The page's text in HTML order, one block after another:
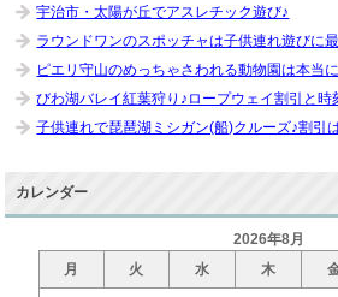
宇治市・太陽が丘でアスレチック遊び♪
ラウンドワンのスポッチャは子供連れ遊びに
ピエリ守山のめっちゃさわれる動物園は本当
びわ湖バレイ紅葉狩り♪ロープウェイ割引と時
子供連れで琵琶湖ミシガン(船)クルーズ♪割引
カレンダー
2026年8月
月
火 水 木